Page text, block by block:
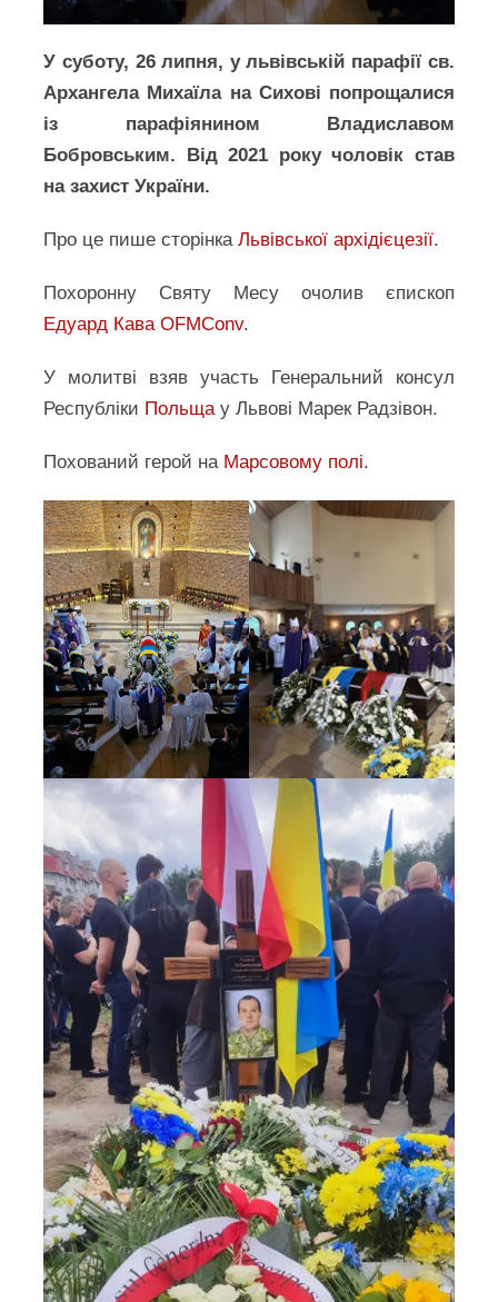
У суботу, 26 липня, у львівській парафії св.
Архангела Михаїла на Сихові попрощалися
із парафіянином Владиславом
Бобровським. Від 2021 року чоловік став
на захист України.
Про це пише сторінкаЛьвівської архідієцезії.
Похоронну Святу Месу очолив єпископ
Едуард Кава OFMConv.
У молитві взяв участь Генеральний консул
Республіки Польща у Львові Марек Радзівон.
Похований герой на Марсовому полі.